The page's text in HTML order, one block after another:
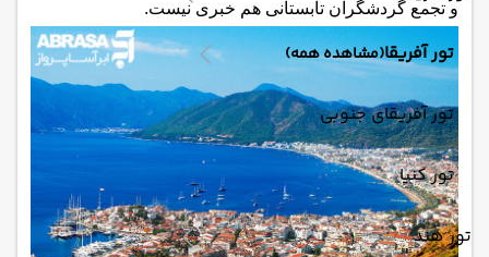
تور آفریقا(مشاهده همه)
تور آفریقای جنوبی
تور کنیا
تور هند
و تجمع گردشگران تابستانی هم خبری نیست.